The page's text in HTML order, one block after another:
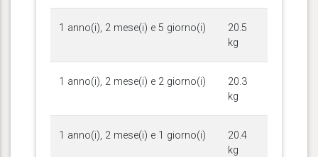
1 anno(i), 2 mese(i) e 5 giorno(i)
20.5
kg
1 anno(i), 2 mese(i) e 2 giorno(i)
20.3
kg
1 anno(i), 2 mese(i) e 1 giorno(i)
20.4
kg